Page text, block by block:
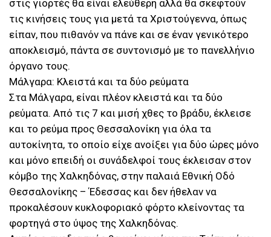
στις γιορτές θα είναι ελεύθερη αλλά θα σκεφτούν
τις κινήσεις τους για μετά τα Χριστούγεννα, όπως
είπαν, που πιθανόν να πάνε και σε έναν γενικότερο
αποκλεισμό, πάντα σε συντονισμό με το πανελλήνιο
όργανο τους.
Μάλγαρα: Κλειστά και τα δύο ρεύματα
Στα Μάλγαρα, είναι πλέον κλειστά και τα δύο
ρεύματα. Από τις 7 και μισή χθες το βράδυ, έκλεισε
και το ρεύμα προς Θεσσαλονίκη για όλα τα
αυτοκίνητα, το οποίο είχε ανοίξει για δύο ώρες μόνο
και μόνο επειδή οι συνάδελφοί τους έκλεισαν στον
κόμβο της Χαλκηδόνας, στην παλαιά Εθνική Οδό
Θεσσαλονίκης – Έδεσσας και δεν ήθελαν να
προκαλέσουν κυκλοφοριακό φόρτο κλείνοντας τα
φορτηγά στο ύψος της Χαλκηδόνας.